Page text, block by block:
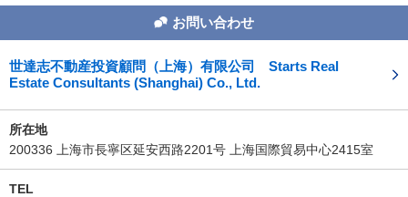
お問い合わせ
世達志不動産投資顧問（上海）有限公司 Starts Real
Estate Consultants (Shanghai) Co., Ltd.
所在地
200336 上海市長寧区延安西路2201号 上海国際貿易中心2415室
TEL